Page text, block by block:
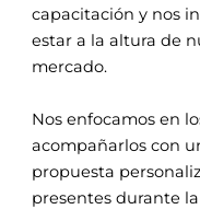
capacitación y nos
estar a la altura de
mercado.
Nos enfocamos en
acompañarlos con
propuesta
presentes durante